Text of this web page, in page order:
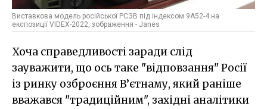
Виставкова модель російської РСЗВ під індексом 9А52-4 на
експозиції VIDEX-2022, зображення - Janes
Хоча справедливості заради слід
зауважити, що ось таке "відповзання" Росії
із ринку озброєння В’єтнаму, який раніше
вважався "традиційним", західні аналітики